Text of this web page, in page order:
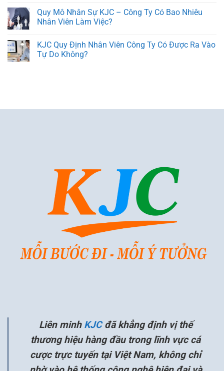
Quy Mô Nhân Sự KJC – Công Ty Có Bao Nhiêu
Nhân Viên Làm Việc?
KJC Quy Định Nhân Viên Công Ty Có Được Ra Vào
Tự Do Không?
Liên minhKJCđã khẳng định vị thế
thương hiệu hàng đầu trong lĩnh vực cá
cược trực tuyến tại Việt Nam, không chỉ